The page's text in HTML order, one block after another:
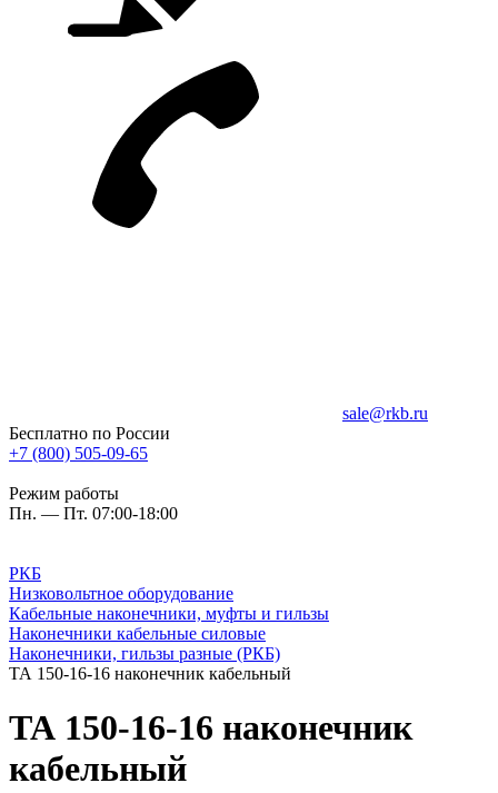
sale@rkb.ru
Бесплатно по России
+7 (800) 505-09-65
Режим работы
Пн. — Пт. 07:00-18:00
РКБ
Низковольтное оборудование
Кабельные наконечники, муфты и гильзы
Наконечники кабельные силовые
Наконечники, гильзы разные (РКБ)
ТА 150-16-16 наконечник кабельный
ТА 150-16-16 наконечник
кабельный